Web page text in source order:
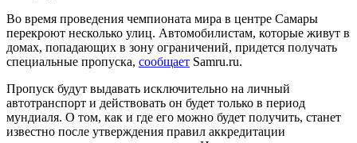
Во время проведения чемпионата мира в центре Самары
перекроют несколько улиц. Автомобилистам, которые живут в
домах, попадающих в зону ограничений, придется получать
специальные пропуска, сообщает Samru.ru.
Пропуск будут выдавать исключительно на личный
автотранспорт и действовать он будет только в период
мундиаля. О том, как и где его можно будет получить, станет
известно после утверждения правил аккредитации